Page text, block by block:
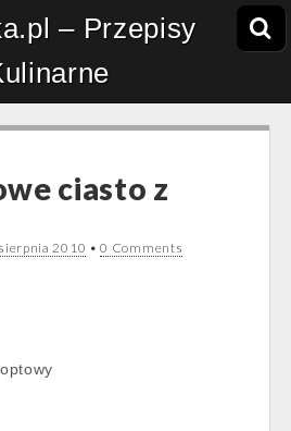
– Przepisy
ciasto z
2010 •0 Comments